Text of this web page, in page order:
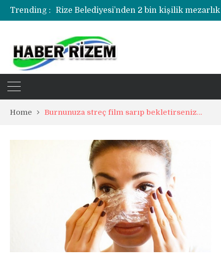
Trending :
Home Burnunuza streç film sarıp bekletirseniz…